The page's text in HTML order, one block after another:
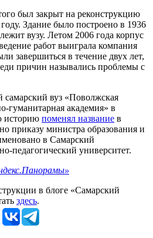
был закрыт на реконструкцию
Здание было построено в 1936
вузу. Летом 2006 года корпус
работ выиграла компания
завершиться в течение двух лет,
причин назывались проблемы с
вуз «Поволжская
гуманитарная академия» в
историю поменял название в
приказу министра образования и
в Самарский
педагогический университет.
в блоге «Самарский
здесь.